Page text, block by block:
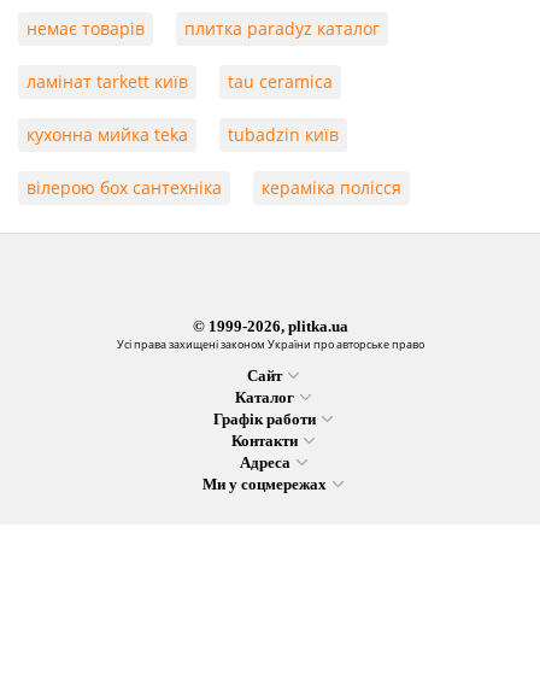
немає товарів плитка paradyz каталог
ламінат tarkett київ tau ceramica
кухонна мийка teka tubadzin київ
вілерою бох сантехніка кераміка полісся
© 1999-2026, plitka.ua
Усі права захищені законом України про авторське право
Сайт
Каталог
Графік работи
Контакти
Адреса
Ми у соцмережах